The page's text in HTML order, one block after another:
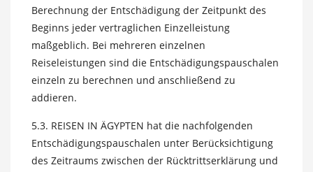
Berechnung der Entschädigung der Zeitpunkt des
Beginns jeder vertraglichen Einzelleistung
maßgeblich. Bei mehreren einzelnen
Reiseleistungen sind die Entschädigungspauschalen
einzeln zu berechnen und anschließend zu
addieren.
5.3. REISEN IN ÄGYPTEN hat die nachfolgenden
Entschädigungspauschalen unter Berücksichtigung
des Zeitraums zwischen der Rücktrittserklärung und